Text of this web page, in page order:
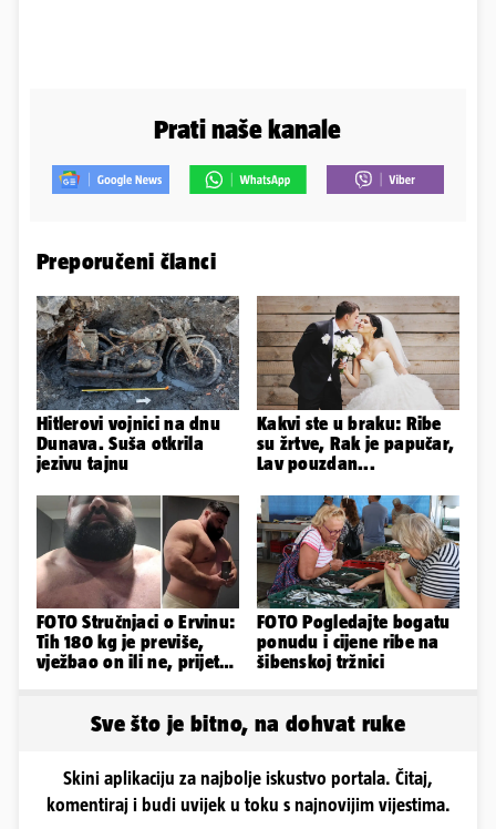
Prati naše kanale
Preporučeni članci
Hitlerovi vojnici na dnu
Dunava. Suša otkrila
jezivu tajnu
Kakvi ste u braku: Ribe
su žrtve, Rak je papučar,
Lav pouzdan...
FOTO Stručnjaci o Ervinu:
Tih 180 kg je previše,
vježbao on ili ne, prijete
FOTO Pogledajte bogatu
ponudu i cijene ribe na
šibenskoj tržnici
Sve što je bitno, na dohvat ruke
Skini aplikaciju za najbolje iskustvo portala. Čitaj,
komentiraj i budi uvijek u toku s najnovijim vijestima.